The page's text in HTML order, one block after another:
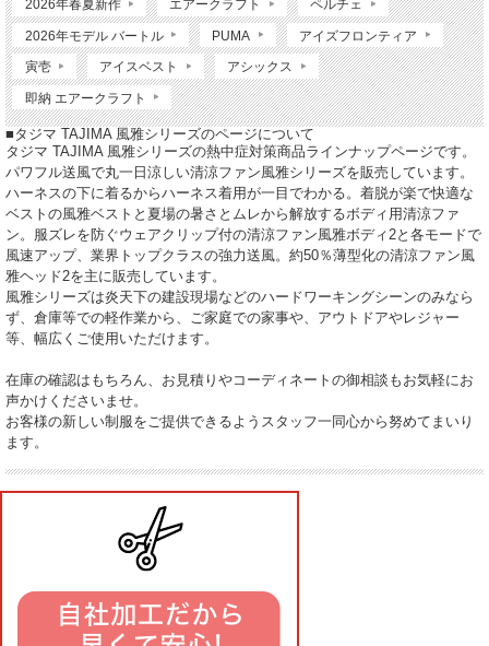
2026年春夏新作 エアークラフト ペルチェ
2026年モデル バートル PUMA アイズフロンティア
寅壱 アイスベスト アシックス
即納 エアークラフト
■タジマ TAJIMA 風雅シリーズのページについて
タジマ TAJIMA 風雅シリーズの熱中症対策商品ラインナップページです。
パワフル送風で丸一日涼しい清涼ファン風雅シリーズを販売しています。
ハーネスの下に着るからハーネス着用が一目でわかる。着脱が楽で快適な
ベストの風雅ベストと夏場の暑さとムレから解放するボディ用清涼ファ
ン。服ズレを防ぐウェアクリップ付の清涼ファン風雅ボディ2と各モードで
風速アップ、業界トップクラスの強力送風。約50％薄型化の清涼ファン風
雅ヘッド2を主に販売しています。
風雅シリーズは炎天下の建設現場などのハードワーキングシーンのみなら
ず、倉庫等での軽作業から、ご家庭での家事や、アウトドアやレジャー
等、幅広くご使用いただけます。
在庫の確認はもちろん、お見積りやコーディネートの御相談もお気軽にお
声かけくださいませ。
お客様の新しい制服をご提供できるようスタッフ一同心から努めてまいり
ます。